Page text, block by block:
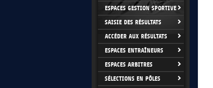
ESPACES GESTION SPORTIVE
SAISIE DES RÉSULTATS
ACCÉDER AUX RÉSULTATS
ESPACES ENTRAÎNEURS
ESPACES ARBITRES
SÉLECTIONS EN PÔLES